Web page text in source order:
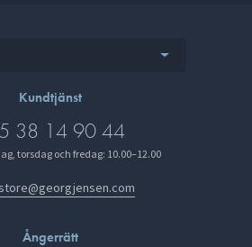
Kundtjänst
38 14 90 44
torsdag och fredag: 10.00–12.00
Ångerrätt